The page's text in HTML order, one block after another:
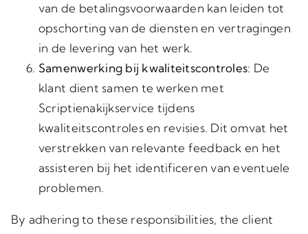
van de betalingsvoorwaarden kan leiden tot
opschorting van de diensten en vertragingen
in de levering van het werk.
Samenwerking bij kwaliteitscontroles: De
klant dient samen te werken met
Scriptienakijkservice tijdens
kwaliteitscontroles en revisies. Dit omvat het
verstrekken van relevante feedback en het
assisteren bij het identificeren van eventuele
problemen.
By adhering to these responsibilities, the client